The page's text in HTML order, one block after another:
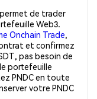
permet de trader
Web3.
Onchain Trade,
et confirmez
pas besoin de
portefeuille
PNDC en toute
votre PNDC